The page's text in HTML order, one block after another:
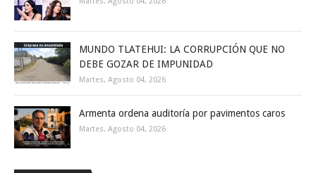
MUNDO TLATEHUI: LA CORRUPCIÓN QUE NO
DEBE GOZAR DE IMPUNIDAD
Martes, Agosto 04, 2026
Armenta ordena auditoría por pavimentos caros
Martes, Agosto 04, 2026